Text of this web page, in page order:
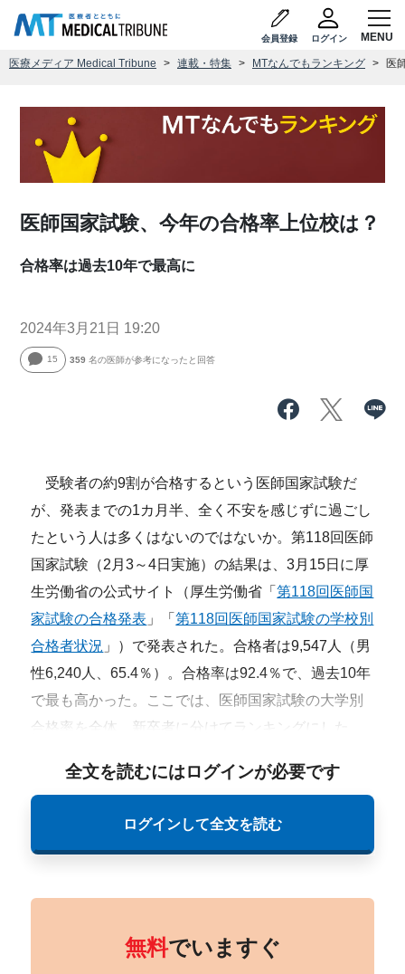
会員登録 ログイン
医療メディア Medical Tribune 連載・特集 MTなんでもランキング 医
医師国家試験、今年の合格率上位校は？
合格率は過去10年で最高に
2024年3月21日 19:20
15 359 名の医師が参考になったと回答
受験者の約9割が合格するという医師国家試験だ
が、発表までの1カ月半、全く不安を感じずに過ごし
たという人は多くはないのではないか。第118回医師
国家試験（2月3～4日実施）の結果は、3月15日に厚
生労働省の公式サイト（厚生労働省「第118回医師国
家試験の合格発表 」「第118回医師国家試験の学校別
合格者状況 」）で発表された。合格者は9,547人（男
性6,240人、65.4％）。合格率は92.4％で、過去10年
で最も高かった。ここでは、医師国家試験の大学別
合格率を全体、新卒者に分けてランキングにした。
全文を読むにはログインが必要です
ログインして全文を読む
無料でいますぐ